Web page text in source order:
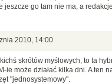
jeszcze go tam nie ma, a
2010, 14:00
skrótów myślowych, to ta
ie może działać kilka dni. A
"jednosystemowy".